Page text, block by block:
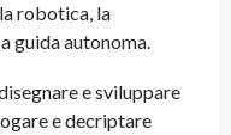
robotica, la
guida autonoma.
e sviluppare
e decriptare